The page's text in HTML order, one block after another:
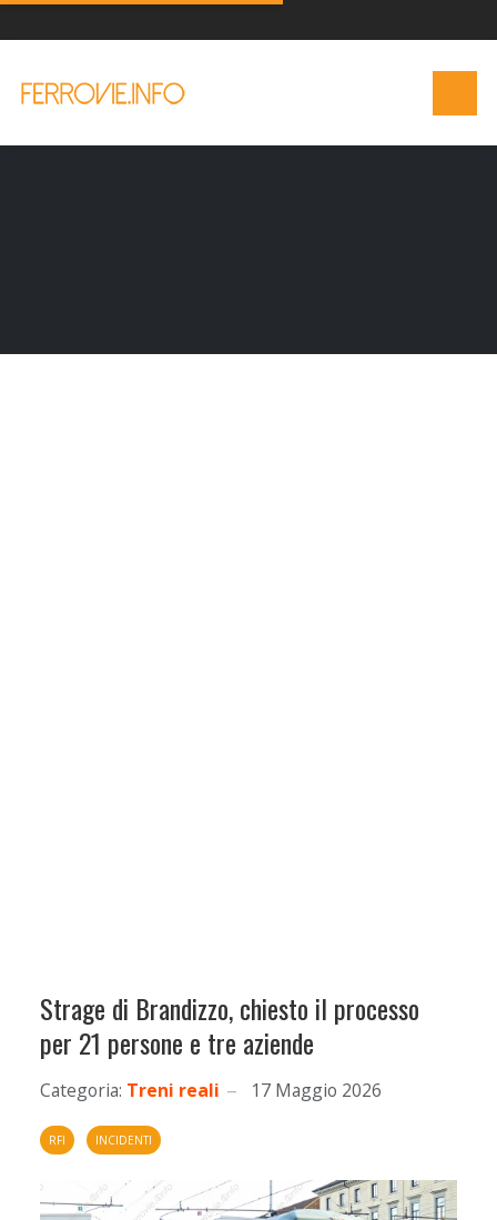
Strage di Brandizzo, chiesto il processo
per 21 persone e tre aziende
Categoria: Treni reali 17 Maggio 2026
RFI INCIDENTI